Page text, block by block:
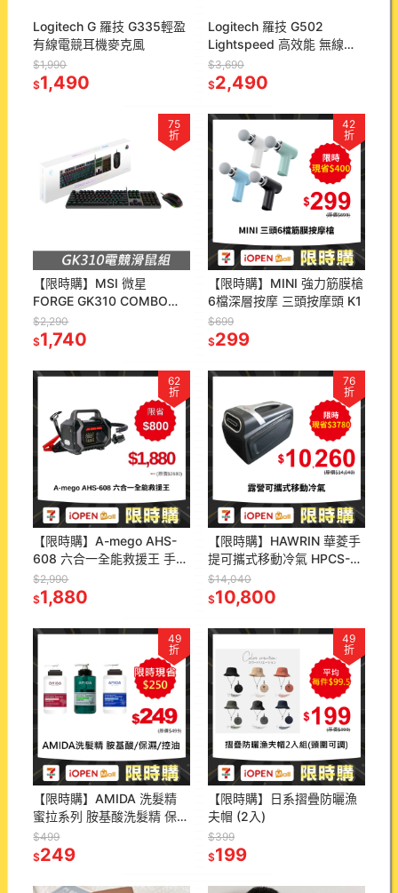
Logitech G 羅技 G335輕盈
有線電競耳機麥克風
$1,990
$1,490
Logitech 羅技 G502
Lightspeed 高效能 無線電
競滑鼠
$3,690
$2,490
75
折
【限時購】MSI 微星
FORGE GK310 COMBO
RED TC 機械鍵盤鍵鼠組
$2,290
$1,740
42
折
【限時購】MINI 強力筋膜槍
6檔深層按摩 三頭按摩頭 K1
$699
$299
62
折
【限時購】A-mego AHS-
608 六合一全能救援王 手提
式多功能機
$2,990
$1,880
76
折
【限時購】HAWRIN 華菱手
提可攜式移動冷氣 HPCS-
110KA110T.車泊車宿 露營
冷氣 移動式空調 帳篷冷氣機
$14,040
$10,800
49
折
【限時購】AMIDA 洗髮精
蜜拉系列 胺基酸洗髮精 保濕
洗髮精 控油洗髮精 1000ml
蜜拉洗髮精【風行小舖】
$499
$249
49
折
【限時購】日系摺疊防曬漁
夫帽 (2入)
$399
$199